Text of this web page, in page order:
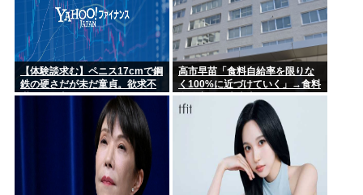
【体験談求む】ペニス17cmで鋼
鉄の硬さだが未だ童貞。欲求不
満パート主婦とかならペニスだ
高市早苗「食料自給率を限りな
く100%に近づけていく」→食料
自給率が日本史上最低になって
しまう